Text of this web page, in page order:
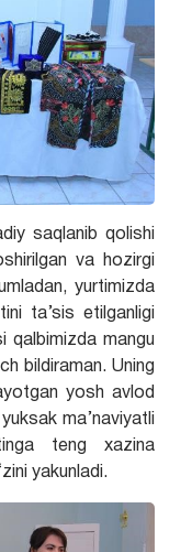
saqlanib qolishi
va hozirgi
yurtimizda
ta’sis etilganligi
qalbimizda mangu
bildiraman. Uning
yosh avlod
ma’naviyatli
teng xazina
yakunladi.